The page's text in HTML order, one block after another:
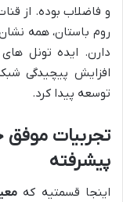
و فاضلاب بوده. از
روم باستان، همه
دارن. ایده تونل
افزایش پیچیدگی
توسعه پیدا کرد.
تجربیات
پیشرفته
اینجا قسمتیه که